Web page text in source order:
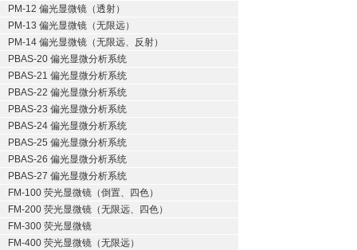
PM-12 偏光显微镜（透射）
PM-13 偏光显微镜（无限远）
PM-14 偏光显微镜（无限远、反射）
PBAS-20 偏光显微分析系统
PBAS-21 偏光显微分析系统
PBAS-22 偏光显微分析系统
PBAS-23 偏光显微分析系统
PBAS-24 偏光显微分析系统
PBAS-25 偏光显微分析系统
PBAS-26 偏光显微分析系统
PBAS-27 偏光显微分析系统
FM-100 荧光显微镜（倒置、四色）
FM-200 荧光显微镜（无限远、四色）
FM-300 荧光显微镜
FM-400 荧光显微镜（无限远）